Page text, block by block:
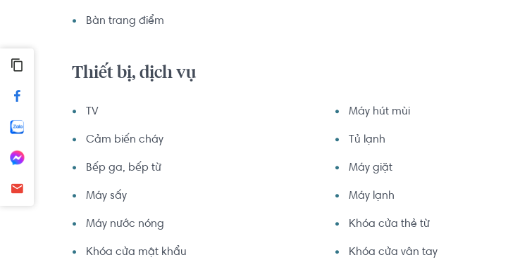
Bàn trang điểm
Thiết bị, dịch vụ
TV Máy hút mùi
Cảm biến cháy Tủ lạnh
Bếp ga, bếp từ Máy giặt
Máy sấy Máy lạnh
Máy nước nóng Khóa cửa thẻ từ
Khóa cửa mật khẩu Khóa cửa vân tay